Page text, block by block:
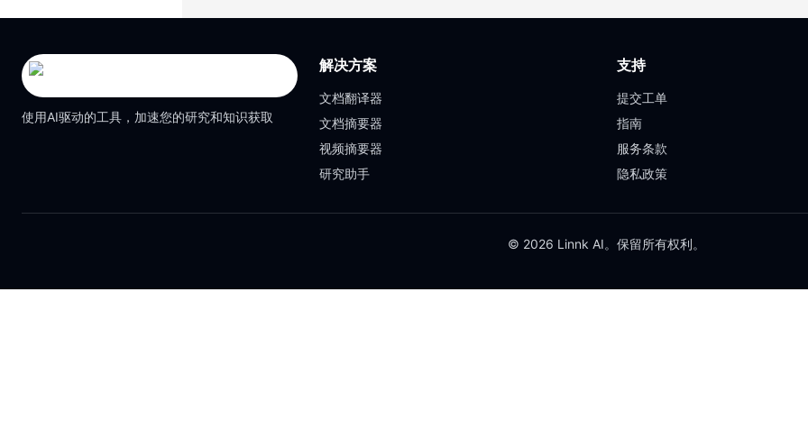
使用AI驱动的工具，加速您的研究和知识获取
解决方案
文档翻译器
文档摘要器
视频摘要器
研究助手
支持
提交工单
指南
服务条款
隐私政策
© 2026 Linnk AI。保留所有权利。